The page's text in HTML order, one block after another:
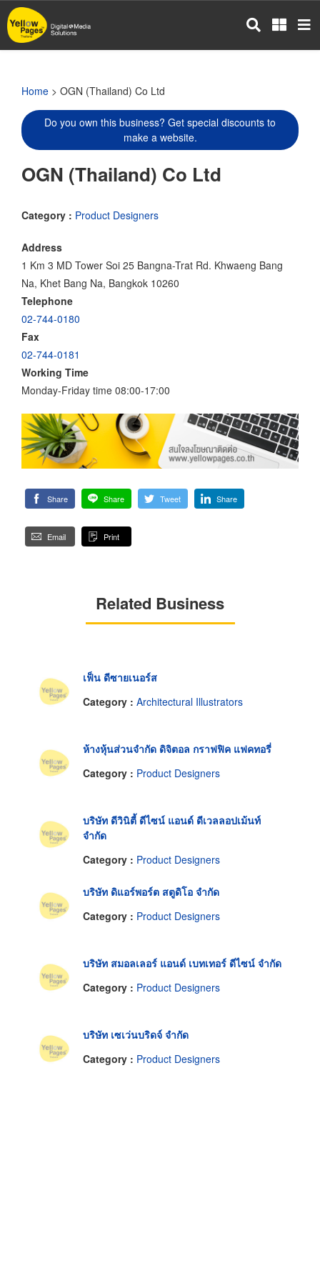
Skip
to
main
Home > OGN (Thailand) Co Ltd
Do you own this business? Get special discounts to
make a website.
OGN (Thailand) Co Ltd
Category : Product Designers
Address
1 Km 3 MD Tower Soi 25 Bangna-Trat Rd. Khwaeng Bang
Na, Khet Bang Na, Bangkok 10260
Telephone
02-744-0180
Fax
02-744-0181
Working Time
Monday-Friday time 08:00-17:00
Share Share Tweet Share
Email Print
Related Business
เฟ็น ดีซายเนอร์ส
Category : Architectural Illustrators
ห้างหุ้นส่วนจำกัด ดิจิตอล กราฟฟิค แฟคทอรี่
Category : Product Designers
บริษัท ดีวินิตี้ ดีไซน์ แอนด์ ดีเวลลอปเม้นท์
จำกัด
Category : Product Designers
บริษัท ดิแอร์พอร์ต สตูดิโอ จำกัด
Category : Product Designers
บริษัท สมอลเลอร์ แอนด์ เบทเทอร์ ดีไซน์ จำกัด
Category : Product Designers
บริษัท เซเว่นบริดจ์ จำกัด
Category : Product Designers